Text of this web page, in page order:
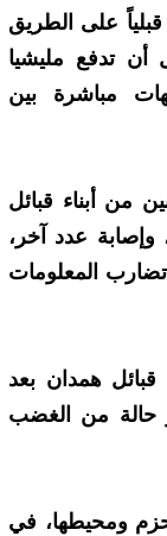
على الطريق
أن تدفع مليشيا
مباشرة بين
من أبناء قبائل
وإصابة عدد آخر،
المعلومات
همدان بعد
حالة من الغضب
ومحيطها، في